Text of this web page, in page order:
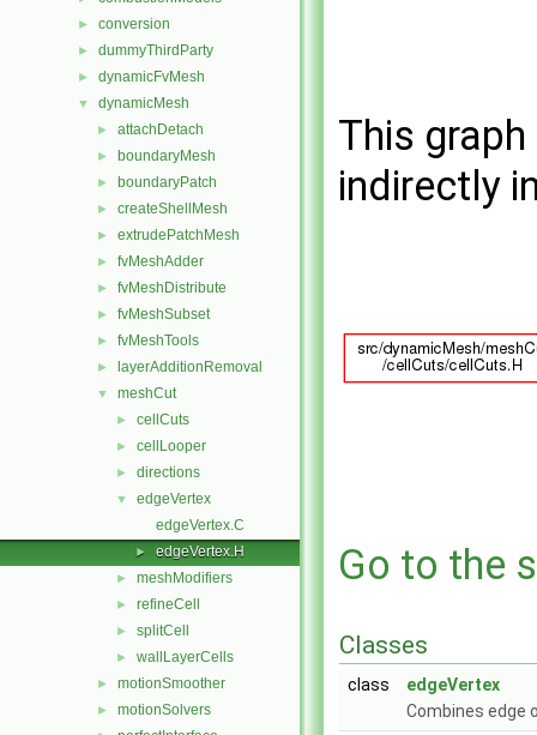
► conversion
► dummyThirdParty
► dynamicFvMesh
▼ dynamicMesh
► attachDetach
► boundaryMesh
► boundaryPatch
► createShellMesh
► extrudePatchMesh
► fvMeshAdder
► fvMeshDistribute
► fvMeshSubset
► fvMeshTools
► layerAdditionRemoval
▼ meshCut
► cellCuts
► cellLooper
► directions
▼
edgeVertex
edgeVertex.C
► edgeVertex.H
► meshModifiers
► refineCell
► splitCell
► wallLayerCells
► motionSmoother
► motionSolvers
This
indirectly
Go to the
Classes
class
edgeVertex
Combines edge